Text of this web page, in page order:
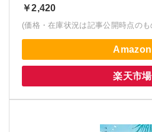
￥2,420
(価格・在庫状況は記事公開時点の
Amazon
楽天市場